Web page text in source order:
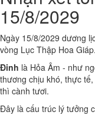
15/8/2029
Ngày 15/8/2029 dương
vòng Lục Thập Hoa Giáp.
Đinh là Hỏa Âm - như
thương chịu khó, thực
thì cành tươi.
Đây là cấu trúc lý tưởng